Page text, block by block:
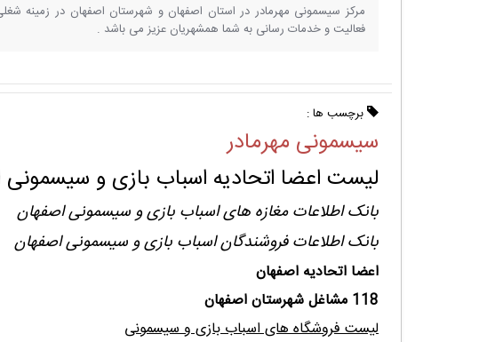
مرکز سیسمونی مهرمادر در استان اصفهان و شهرستان اصفهان در زمینه
فعالیت و خدمات رسانی به شما همشهریان عزیز می باشد .
برچسب ها :
سیسمونی مهرمادر
لیست اعضا اتحادیه اسباب بازی و سیسمونی
بانک اطلاعات مغازه های اسباب بازی و سیسمونی اصفهان
بانک اطلاعات فروشندگان اسباب بازی و سیسمونی اصفهان
اعضا اتحادیه اصفهان
118 مشاغل شهرستان اصفهان
لیست فروشگاه های اسباب بازی و سیسمونی